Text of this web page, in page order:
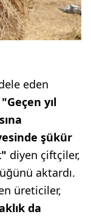
eden
"Geçen yıl
şükür
diyen çiftçiler,
aktardı.
üreticiler,
da